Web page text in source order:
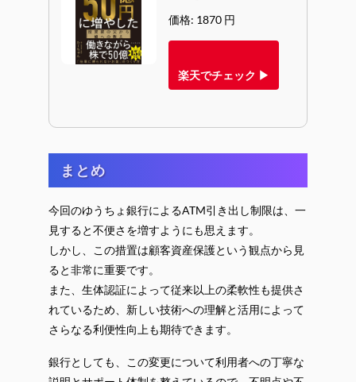
価格: 1870 円
楽天でチェック ▶
まとめ
今回のゆうちょ銀行によるATM引き出し制限は、一
見すると不便さを増すようにも思えます。
しかし、この措置は顧客資産保護という観点から見
ると非常に重要です。
また、生体認証によって従来以上の柔軟性も提供さ
れているため、新しい技術への理解と活用によって
さらなる利便性向上も期待できます。
銀行としても、この変更について利用者への丁寧な